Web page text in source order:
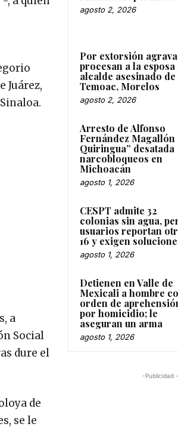
Juárez,
a
Social
dure el
de
se le
agosto 2, 2026
Por extorsión
procesan a la esposa
alcalde asesinado de
Temoac, Morelos
agosto 2, 2026
Arresto de Alfonso
Fernández Magallón
Quiringua” desatada
narcobloqueos en
Michoacán
agosto 1, 2026
CESPT admite 32
colonias sin agua,
usuarios reportan
16 y exigen
agosto 1, 2026
Detienen en Valle de
Mexicali a hombre
orden de
por homicidio; le
aseguran un arma
agosto 1, 2026
-Publicidad -